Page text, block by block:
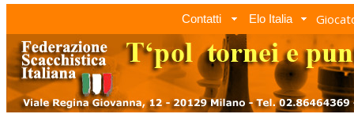
Contatti Elo Italia